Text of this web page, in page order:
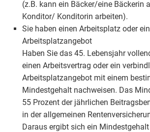
(z.B. kann ein Bäcker/eine Bäckerin
Konditor/ Konditorin arbeiten).
Sie haben einen Arbeitsplatz oder ein
Arbeitsplatzangebot
Haben Sie das 45. Lebensjahr
einen Arbeitsvertrag oder ein
Arbeitsplatzangebot mit einem
Mindestgehalt nachweisen. Das
55 Prozent der jährlichen
in der allgemeinen
Daraus ergibt sich ein